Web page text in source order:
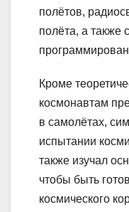
полётов,
полёта, а также
Кроме
космонавтам
в самолётах,
испытании
также изучал
чтобы быть
космического